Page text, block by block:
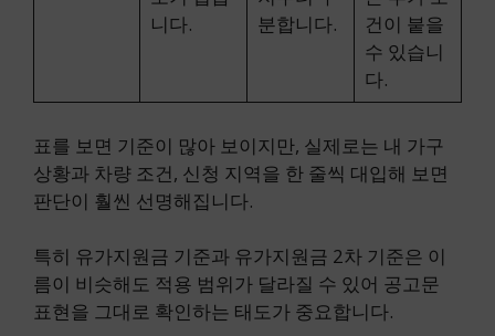
니다.
분합니다.
건이 붙을
수 있습니
다.
표를 보면 기준이 많아 보이지만, 실제로는 내 가구
상황과 차량 조건, 신청 지역을 한 줄씩 대입해 보면
판단이 훨씬 선명해집니다.
특히 유가지원금 기준과 유가지원금 2차 기준은 이
름이 비슷해도 적용 범위가 달라질 수 있어 공고문
표현을 그대로 확인하는 태도가 중요합니다.